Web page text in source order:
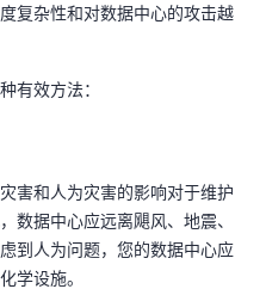
复杂性和对数据中心的攻击越
有效方法：
害和人为灾害的影响对于维护
数据中心应远离飓风、地震、
到人为问题，您的数据中心应
学设施。